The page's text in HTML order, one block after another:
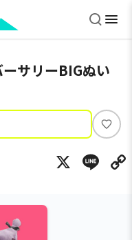
ーサリーBIGぬい
い
ね
X